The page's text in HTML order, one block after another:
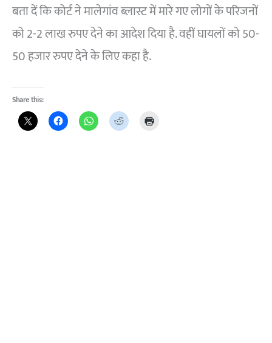
बता दें कि कोर्ट ने मालेगांव ब्लास्ट में मारे गए लोगों के परिजनों
को 2-2 लाख रुपए देने का आदेश दिया है. वहीं घायलों को 50-
50 हजार रुपए देने के लिए कहा है.
Share this: